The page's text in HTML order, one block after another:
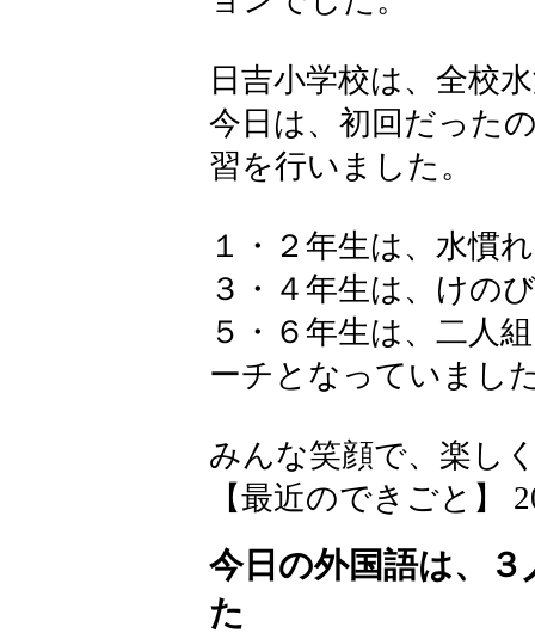
日吉小学校は、全校
今日は、初回だった
習を行いました。
１・２年生は、水慣
３・４年生は、けの
５・６年生は、二人
ーチとなっていまし
みんな笑顔で、楽し
【最近のできごと】
今日の外国語は、
た